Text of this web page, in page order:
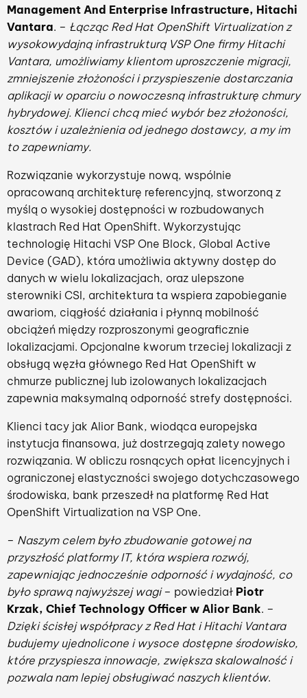
Management And Enterprise Infrastructure, Hitachi
Vantara. – Łącząc Red Hat OpenShift Virtualization z
wysokowydajną infrastrukturą VSP One firmy Hitachi
Vantara, umożliwiamy klientom uproszczenie migracji,
zmniejszenie złożoności i przyspieszenie dostarczania
aplikacji w oparciu o nowoczesną infrastrukturę chmury
hybrydowej. Klienci chcą mieć wybór bez złożoności,
kosztów i uzależnienia od jednego dostawcy, a my im
to zapewniamy.
Rozwiązanie wykorzystuje nową, wspólnie
opracowaną architekturę referencyjną, stworzoną z
myślą o wysokiej dostępności w rozbudowanych
klastrach Red Hat OpenShift. Wykorzystując
technologię Hitachi VSP One Block, Global Active
Device (GAD), która umożliwia aktywny dostęp do
danych w wielu lokalizacjach, oraz ulepszone
sterowniki CSI, architektura ta wspiera zapobieganie
awariom, ciągłość działania i płynną mobilność
obciążeń między rozproszonymi geograficznie
lokalizacjami. Opcjonalne kworum trzeciej lokalizacji z
obsługą węzła głównego Red Hat OpenShift w
chmurze publicznej lub izolowanych lokalizacjach
zapewnia maksymalną odporność strefy dostępności.
Klienci tacy jak Alior Bank, wiodąca europejska
instytucja finansowa, już dostrzegają zalety nowego
rozwiązania. W obliczu rosnących opłat licencyjnych i
ograniczonej elastyczności swojego dotychczasowego
środowiska, bank przeszedł na platformę Red Hat
OpenShift Virtualization na VSP One.
– Naszym celem było zbudowanie gotowej na
przyszłość platformy IT, która wspiera rozwój,
zapewniając jednocześnie odporność i wydajność, co
było sprawą najwyższej wagi– powiedział Piotr
Krzak, Chief Technology Officer w Alior Bank. –
Dzięki ścisłej współpracy z Red Hat i Hitachi Vantara
budujemy ujednolicone i wysoce dostępne środowisko,
które przyspiesza innowacje, zwiększa skalowalność i
pozwala nam lepiej obsługiwać naszych klientów.